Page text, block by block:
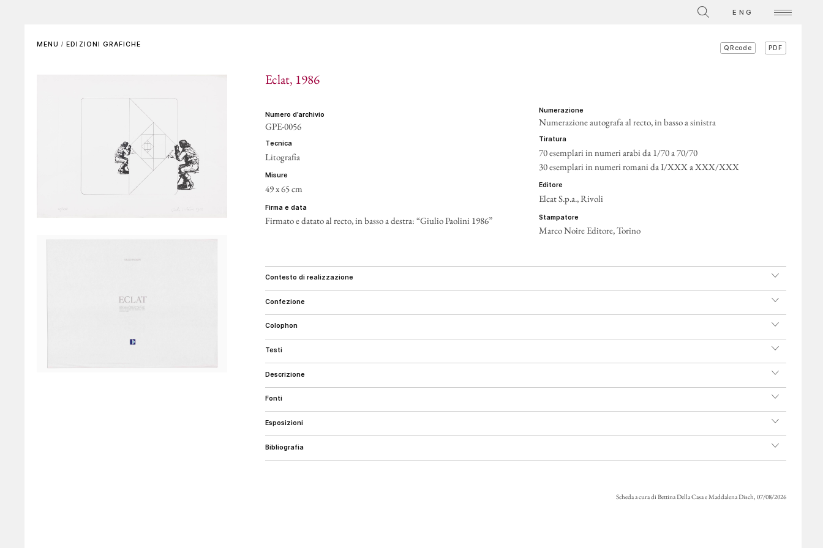
ENG
MENU /EDIZIONI GRAFICHE QRcode PDF
Eclat, 1986
numero d’archivio
GPE-0056
tecnica
Litografia
misure
49 x 65 cm
firma e data
Firmato e datato al recto, in basso a destra: “Giulio Paolini 1986”
numerazione
Numerazione autografa al recto, in basso a sinistra
tiratura
70 esemplari in numeri arabi da 1/70 a 70/70
30 esemplari in numeri romani da I/XXX a XXX/XXX
editore
Elcat S.p.a., Rivoli
stampatore
Marco Noire Editore, Torino
contesto di realizzazione
confezione
colophon
testi
descrizione
fonti
esposizioni
bibliografia
Scheda a cura di Bettina Della Casa e Maddalena Disch, 07/08/2026